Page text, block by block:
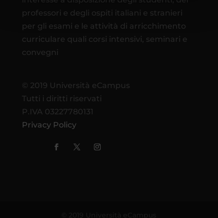
professori e degli ospiti italiani e stranieri
per gli esami e le attività di arricchimento
curriculare quali corsi intensivi, seminari e
convegni
© 2019 Università eCampus
Tutti i diritti riservati
P.IVA 03227780131
Privacy Policy